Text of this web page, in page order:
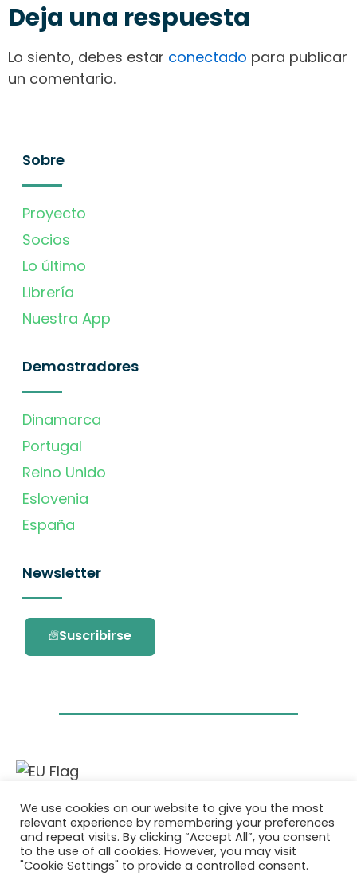
Deja una respuesta
Lo siento, debes estar conectado para publicar
un comentario.
Sobre
Proyecto
Socios
Lo último
Librería
Nuestra App
Demostradores
Dinamarca
Portugal
Reino Unido
Eslovenia
España
Newsletter
Suscribirse
Este proyecto ha recibido financiación del
programa de investigación e innovación
Horizonte 2020 de la Unión Europea en virtud
del acuerdo de subvención No. 101036418.
We use cookies on our website to give you the most
relevant experience by remembering your preferences
and repeat visits. By clicking “Accept All”, you consent
to the use of all cookies. However, you may visit
"Cookie Settings" to provide a controlled consent.